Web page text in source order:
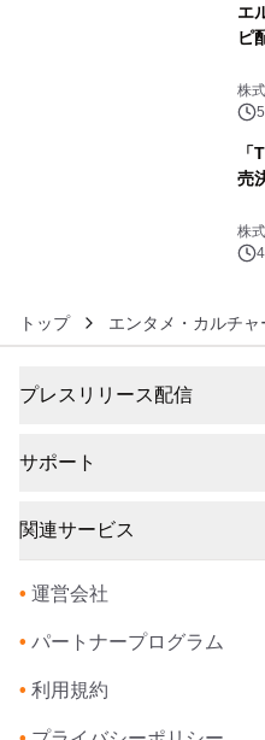
エ
ピ
株
売
株
トップ エンタメ・カルチ
プレスリリース配信
サポート
関連サービス
• 運営会社
• パートナープログラム
• 利用規約